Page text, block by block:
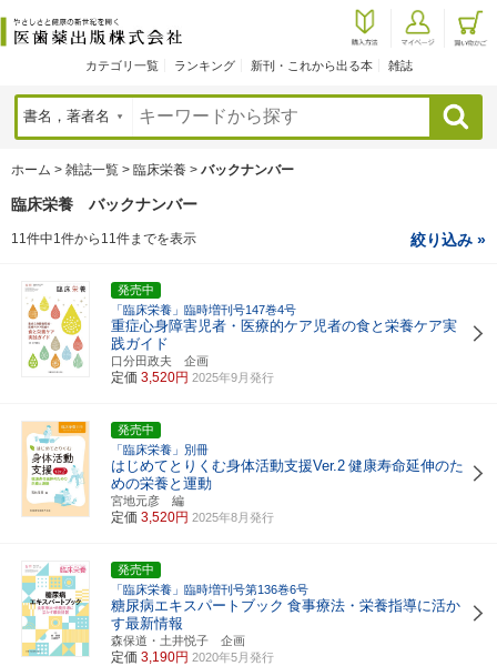
カテゴリ一覧 ランキング 新刊・これから出る本 雑誌
検索
ホーム > 雑誌一覧 > 臨床栄養 > バックナンバー
臨床栄養 バックナンバー
11件中1件から11件までを表示 絞り込み »
発売中
「臨床栄養」臨時増刊号147巻4号
重症心身障害児者・医療的ケア児者の食と栄養ケア実
践ガイド
口分田政夫 企画
定価 3,520円 2025年9月発行
発売中
「臨床栄養」別冊
はじめてとりくむ身体活動支援Ver.2 健康寿命延伸のた
めの栄養と運動
宮地元彦 編
定価 3,520円 2025年8月発行
発売中
「臨床栄養」臨時増刊号第136巻6号
糖尿病エキスパートブック 食事療法・栄養指導に活か
す最新情報
森保道・土井悦子 企画
定価 3,190円 2020年5月発行